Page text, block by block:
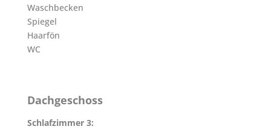
Waschbecken
Spiegel
Haarfön
WC
Dachgeschoss
Schlafzimmer 3: